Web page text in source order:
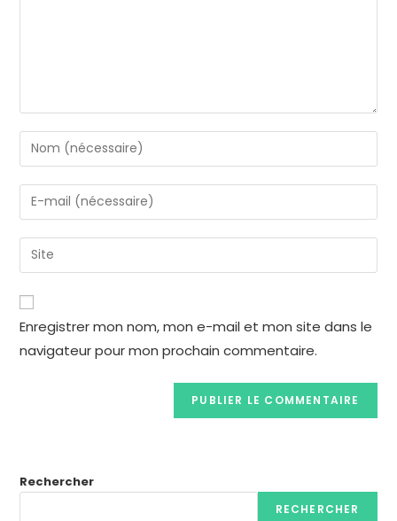
Enregistrer mon nom, mon e-mail et mon site dans le
navigateur pour mon prochain commentaire.
Rechercher
RECHERCHER